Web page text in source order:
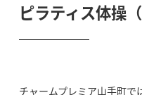
ピラティス体操
チャームプレミア山手町で